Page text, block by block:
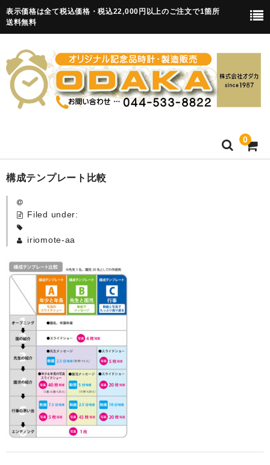
表示価格は全て税込価格・税込22,000円以上のご注文で1箇所
送料無料
0
HOME
卒園記念品
カード付フォトフレームクロック(集合)
目覚まし時計(集合＋個別)
メロディ時計(集合)
音声時計(集合)
目覚まし時計(個別)
お絵かきギャラリープラス(絵＋個別)
メロディ時計(個別)
構成テンプレート比較
Filed under:
iriomote-aa